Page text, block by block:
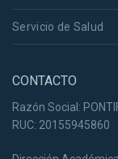
Servicio de Salud
CONTACTO
Razón Social:
RUC: 20155945860